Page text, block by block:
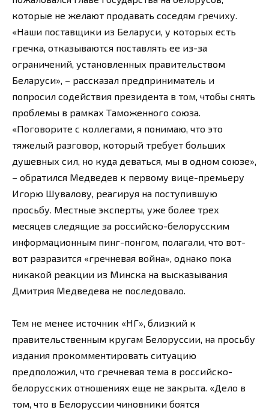
которые не желают продавать соседям гречиху.
«Наши поставщики из Беларуси, у которых есть
гречка, отказываются поставлять ее из-за
ограничений, установленных правительством
Беларуси», – рассказал предприниматель и
попросил содействия президента в том, чтобы снять
проблемы в рамках Таможенного союза.
«Поговорите с коллегами, я понимаю, что это
тяжелый разговор, который требует больших
душевных сил, но куда деваться, мы в одном союзе»,
– обратился Медведев к первому вице-премьеру
Игорю Шувалову, реагируя на поступившую
просьбу. Местные эксперты, уже более трех
месяцев следящие за российско-белорусским
информационным пинг-понгом, полагали, что вот-
вот разразится «гречневая война», однако пока
никакой реакции из Минска на высказывания
Дмитрия Медведева не последовало.
Тем не менее источник «НГ», близкий к
правительственным кругам Белоруссии, на просьбу
издания прокомментировать ситуацию
предположил, что гречневая тема в российско-
белорусских отношениях еще не закрыта. «Дело в
том, что в Белоруссии чиновники боятся